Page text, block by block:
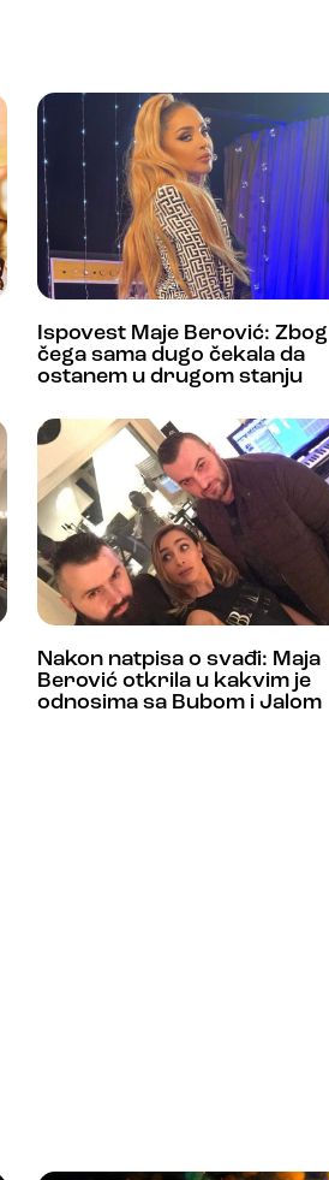
Ispovest Maje Berović: Zbog
čega sama dugo čekala da
ostanem u drugom stanju
Nakon natpisa o svađi: Maja
Berović otkrila u kakvim je
odnosima sa Bubom i Jalom